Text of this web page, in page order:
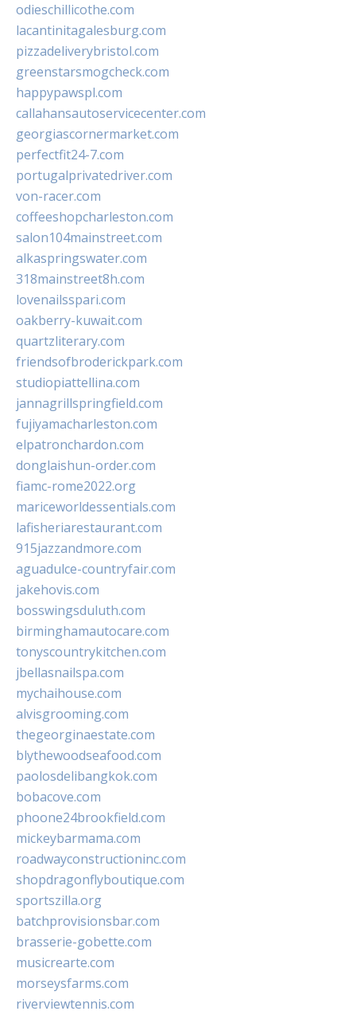
odieschillicothe.com
lacantinitagalesburg.com
pizzadeliverybristol.com
greenstarsmogcheck.com
happypawspl.com
callahansautoservicecenter.com
georgiascornermarket.com
perfectfit24-7.com
portugalprivatedriver.com
von-racer.com
coffeeshopcharleston.com
salon104mainstreet.com
alkaspringswater.com
318mainstreet8h.com
lovenailsspari.com
oakberry-kuwait.com
quartzliterary.com
friendsofbroderickpark.com
studiopiattellina.com
jannagrillspringfield.com
fujiyamacharleston.com
elpatronchardon.com
donglaishun-order.com
fiamc-rome2022.org
mariceworldessentials.com
lafisheriarestaurant.com
915jazzandmore.com
aguadulce-countryfair.com
jakehovis.com
bosswingsduluth.com
birminghamautocare.com
tonyscountrykitchen.com
jbellasnailspa.com
mychaihouse.com
alvisgrooming.com
thegeorginaestate.com
blythewoodseafood.com
paolosdelibangkok.com
bobacove.com
phoone24brookfield.com
mickeybarmama.com
roadwayconstructioninc.com
shopdragonflyboutique.com
sportszilla.org
batchprovisionsbar.com
brasserie-gobette.com
musicrearte.com
morseysfarms.com
riverviewtennis.com